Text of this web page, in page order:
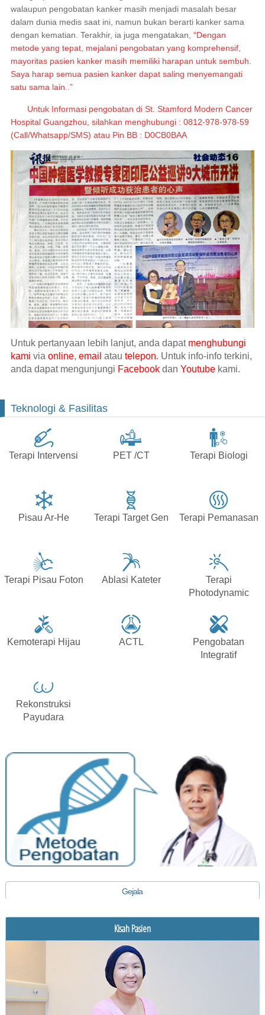
walaupun pengobatan kanker masih menjadi masalah besar
dalam dunia medis saat ini, namun bukan berarti kanker sama
dengan kematian. Terakhir, ia juga mengatakan, “Dengan
metode yang tepat, mejalani pengobatan yang komprehensif,
mayoritas pasien kanker masih memiliki harapan untuk sembuh.
Saya harap semua pasien kanker dapat saling menyemangati
satu sama lain..”
Untuk Informasi pengobatan di St. Stamford Modern Cancer
Hospital Guangzhou, silahkan menghubungi : 0812-978-978-59
(Call/Whatsapp/SMS) atau Pin BB : D0CB0BAA
Untuk pertanyaan lebih lanjut, anda dapat menghubungi
kami via online, email atau telepon. Untuk info-info terkini,
anda dapat mengunjungi Facebookdan Youtubekami.
Teknologi & Fasilitas
Terapi Intervensi PET /CT Terapi Biologi
Pisau Ar-He Terapi Target Gen Terapi Pemanasan
Terapi Pisau Foton Ablasi Kateter
Terapi
Photodynamic
Kemoterapi Hijau ACTL
Pengobatan
Integratif
Rekonstruksi
Payudara
Gejala
Pengobatan
Kisah Pasien